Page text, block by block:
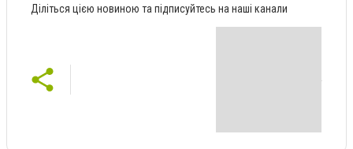
Діліться цією новиною та підписуйтесь на наші канали